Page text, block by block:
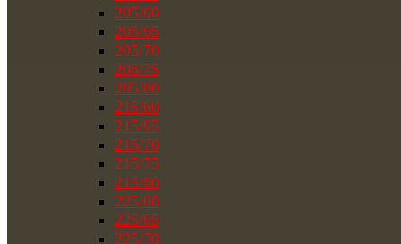
205/60
205/65
205/70
205/75
205/80
215/60
215/65
215/70
215/75
215/80
225/60
225/65
225/70